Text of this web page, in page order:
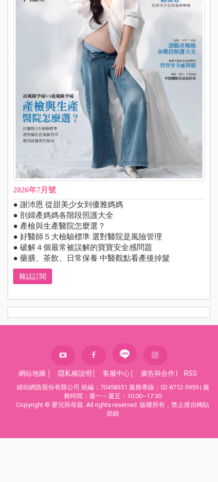
2026年7月號
● 謝沛恩 從甜美少女到優雅媽媽
● 剖婦產媽媽各階段照護大全
● 產檢與生產醫院怎麼選？
● 好醫師５大檢驗標準 選對醫院是風險管理
● 破解４個最常被誤解的寶寶安全感問題
● 藥膳、茶飲、日常保養 中醫觀點看產後掉髮
雜誌訂閱
網站地圖 隱私權說明 客服中心 廣告與合作 RSS
婦幼網路股份有限公司 統編：70458331 服務專線：02-8712-5959 | 服
務時間：週一～週五：10:00~17:30
Copyright © 嬰兒與母親. All rights reserved. 版權所有，禁止擅自轉貼
節錄